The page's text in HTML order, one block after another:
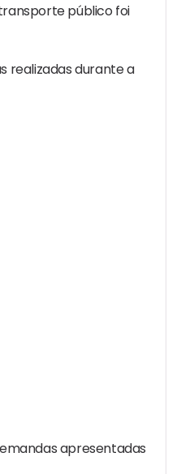
público foi
realizadas durante a
apresentadas